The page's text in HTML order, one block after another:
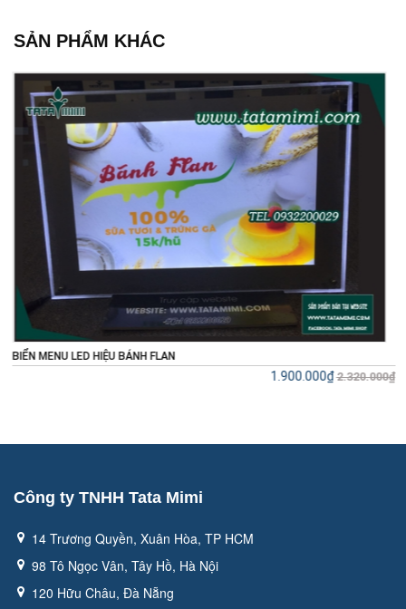
SẢN PHẨM KHÁC
MENU TRÀ SỮA YOTEA
Liên hệ
Công ty TNHH Tata Mimi
14 Trương Quyền, Xuân Hòa, TP HCM
98 Tô Ngọc Vân, Tây Hồ, Hà Nội
120 Hữu Châu, Đà Nẵng